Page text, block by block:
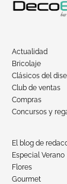
Actualidad
Bricolaje
Clásicos del
Club de ventas
Compras
Concursos y
El blog de
Especial Verano
Flores
Gourmet